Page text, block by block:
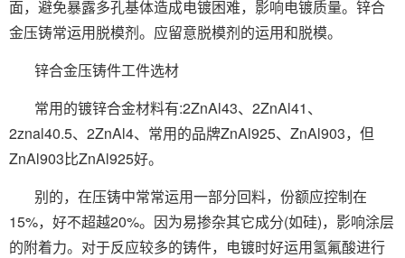
面，避免暴露多孔基体造成电镀困难，影响电镀质量。锌合
金压铸常运用脱模剂。应留意脱模剂的运用和脱模。
锌合金压铸件工件选材
常用的镀锌合金材料有:2ZnAl43、2ZnAl41、
2znal40.5、2ZnAl4、常用的品牌ZnAl925、ZnAl903，但
ZnAl903比ZnAl925好。
别的，在压铸中常常运用一部分回料，份额应控制在
15%，好不超越20%。因为易掺杂其它成分(如硅)，影响涂层
的附着力。对于反应较多的铸件，电镀时好运用氢氟酸进行